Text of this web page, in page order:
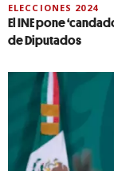
ELECCIONES 2024
El INE pone
de Diputados